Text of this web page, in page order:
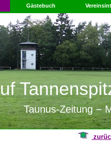
Taunus-Zeitung −
Gästebuch